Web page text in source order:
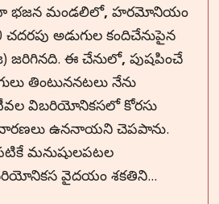
మండలిలో, హరమోనియం
అడుగుల కందిచేనుపైన
జరిగినది. ఈ చేనులో,పుషపించే
తింటుననటలు నేను
విబరియోనికసలో కోరసు
ఉననాయని చెపపాను.
మనుషులపటల
వైదయం శకతిని...